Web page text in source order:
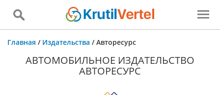
Главная / Издательства /Авторесурс
АВТОМОБИЛЬНОЕ ИЗДАТЕЛЬСТВО
АВТОРЕСУРС